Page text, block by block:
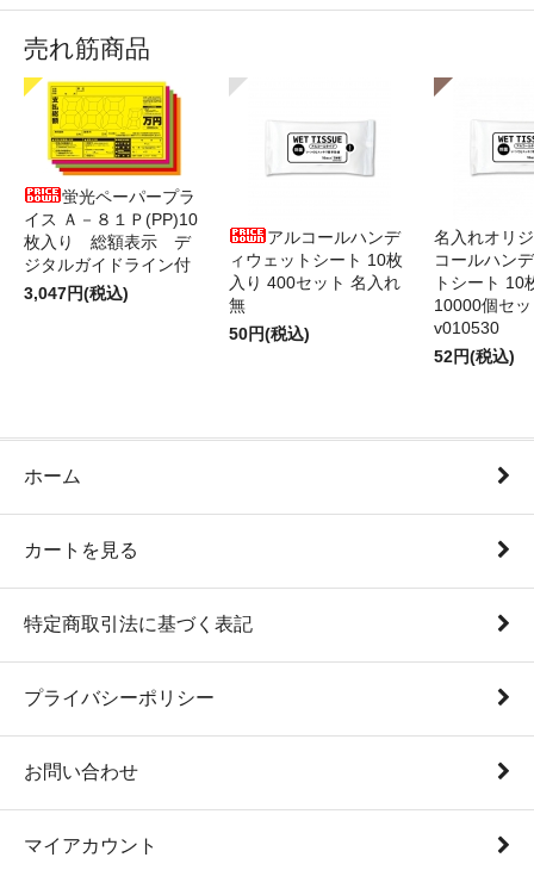
売れ筋商品
蛍光ペーパープラ
イス Ａ－８１Ｐ(PP)10
枚入り 総額表示 デ
ジタルガイドライン付
3,047円(税込)
アルコールハンデ
ィウェットシート 10枚
入り 400セット 名入れ
無
50円(税込)
名入れオリ
コールハン
トシート 10
10000個セ
v010530
52円(税込)
ホーム
カートを見る
特定商取引法に基づく表記
プライバシーポリシー
お問い合わせ
マイアカウント